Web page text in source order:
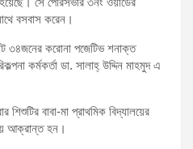
বসবাস করেন।
৩৪জনের করোনা পজেটিভ শনাক্ত
কর্মকর্তা ডা. সালাহ্ উদ্দিন মাহমুদ এ
বাবা-মা প্রাথমিক বিদ্যালয়ের
আক্রান্ত হন।